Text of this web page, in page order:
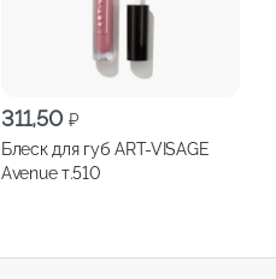
311,50 ₽
Блеск для губ ART-VISAGE
Avenue т.510